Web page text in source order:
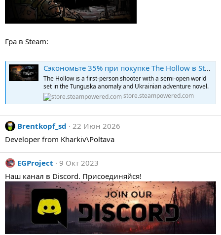
Гра в Steam:
Сэкономьте 35% при покупке The Hollow в Steam
The Hollow is a first-person shooter with a semi-open world
set in the Tunguska anomaly and Ukrainian adventure novel.
store.steampowered.com
Brentkopf_sd
22 Июн 2026
Developer from Kharkiv\Poltava
EGProject
9 Окт 2023
Наш канал в Discord. Присоединяйся!